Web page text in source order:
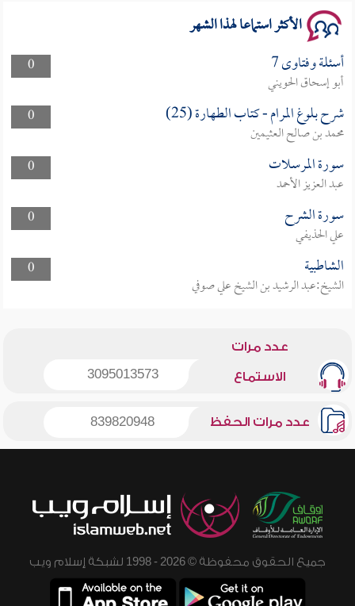
الأكثر استماعا لهذا الشهر
0 أسئلة وفتاوى 7
أبو إسحاق الحويني
0
شرح بلوغ المرام - كتاب الطهارة (25)
محمد بن صالح العثيمين
0
سورة المرسلات
عبد العزيز الأحمد
0
سورة الشرح
علي الحذيفي
0
الشاطبية
الشيخ:عبد الرشيد بن الشيخ علي صوفي
عدد مرات
الاستماع 3095013573
عدد مرات الحفظ 839820948
جميع الحقوق محفوظة © 2026 - 1998 لشبكة إسلام ويب